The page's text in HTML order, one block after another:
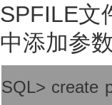
SPFILE文
中添加参数
SQL> create